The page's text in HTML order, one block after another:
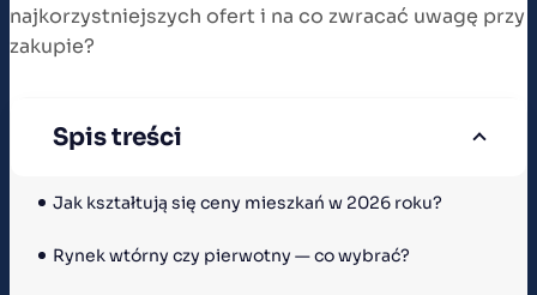
najkorzystniejszych ofert i na co zwracać uwagę przy
zakupie?
Spis treści
Jak kształtują się ceny mieszkań w 2026 roku?
Rynek wtórny czy pierwotny — co wybrać?